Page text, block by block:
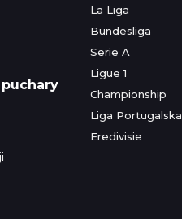
La Liga
Bundesliga
Serie A
Ligue 1
Championship
Liga Portugalska
Eredivisie